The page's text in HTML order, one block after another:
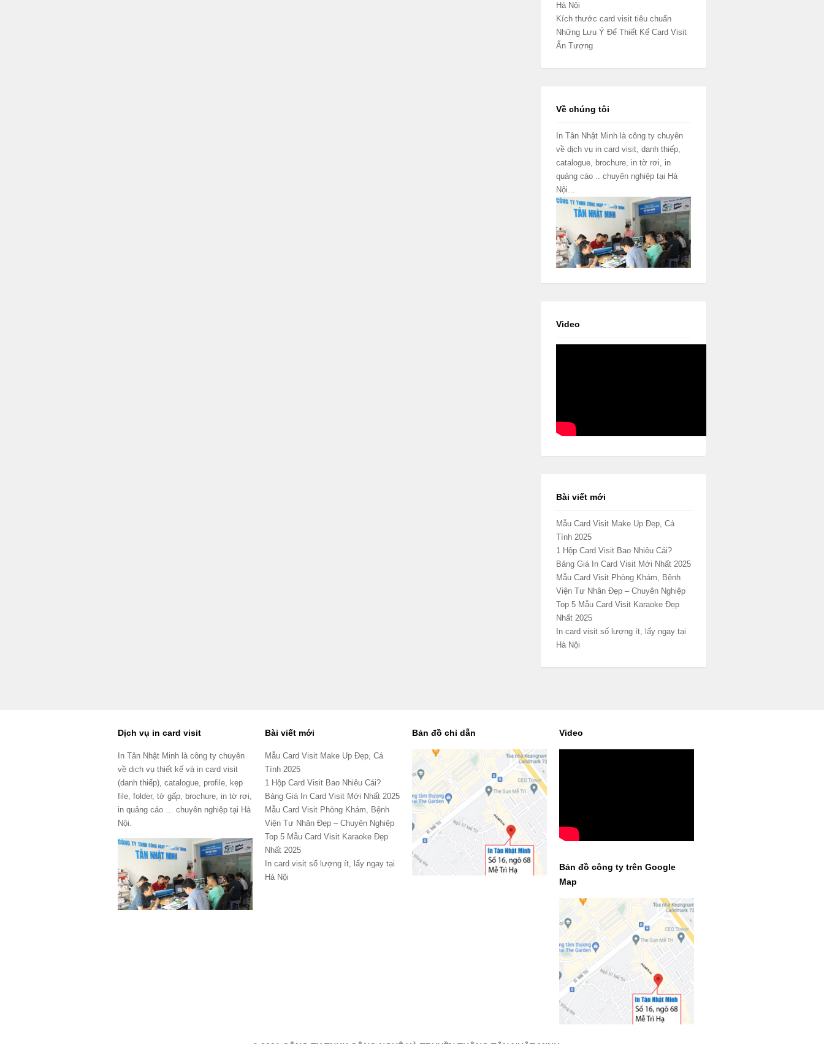
Hà Nội
Kích thước card visit tiêu chuẩn
Những Lưu Ý Để Thiết Kế Card Visit
Ấn Tượng
Về chúng tôi
In Tân Nhật Minh là công ty chuyên
về dịch vụ in card visit, danh thiếp,
catalogue, brochure, in tờ rơi, in
quảng cáo .. chuyên nghiệp tại Hà
Nội...
Video
Bài viết mới
Mẫu Card Visit Make Up Đẹp, Cá
Tính 2025
1 Hộp Card Visit Bao Nhiêu Cái?
Bảng Giá In Card Visit Mới Nhất 2025
Mẫu Card Visit Phòng Khám, Bệnh
Viện Tư Nhân Đẹp – Chuyên Nghiệp
Top 5 Mẫu Card Visit Karaoke Đẹp
Nhất 2025
In card visit số lượng ít, lấy ngay tại
Hà Nội
Dịch vụ in card visit
In Tân Nhật Minh là công ty chuyên
về dịch vụ thiết kế và in card visit
(danh thiếp), catalogue, profile, kẹp
file, folder, tờ gấp, brochure, in tờ rơi,
in quảng cáo … chuyên nghiệp tại Hà
Nội.
Bài viết mới
Mẫu Card Visit Make Up Đẹp, Cá
Tính 2025
1 Hộp Card Visit Bao Nhiêu Cái?
Bảng Giá In Card Visit Mới Nhất 2025
Mẫu Card Visit Phòng Khám, Bệnh
Viện Tư Nhân Đẹp – Chuyên Nghiệp
Top 5 Mẫu Card Visit Karaoke Đẹp
Nhất 2025
In card visit số lượng ít, lấy ngay tại
Hà Nội
Bản đồ chỉ dẫn Video
Bản đồ công ty trên Google
Map